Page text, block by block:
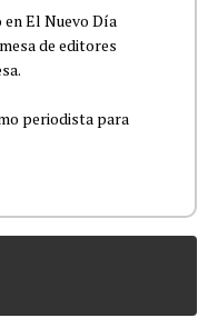
El Nuevo Día
de editores
periodista para